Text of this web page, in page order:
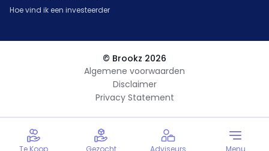
Te Koop Gezocht Adviseurs Menu
Hoe vind ik een investeerder
© Brookz 2026
Algemene voorwaarden
Disclaimer
Privacy Statement